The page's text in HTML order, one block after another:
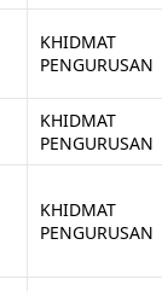
KHIDMAT
PENGURUSAN
KHIDMAT
PENGURUSAN
KHIDMAT
PENGURUSAN